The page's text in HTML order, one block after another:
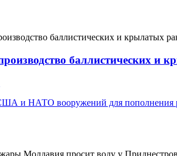
баллистических и
и НАТО вооружений для пополнения